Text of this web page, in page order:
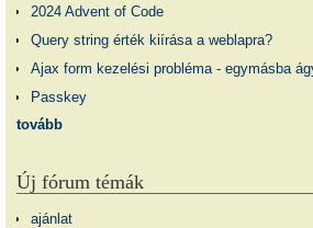
2024 Advent of Code
Query string érték kiírása a weblapra?
Ajax form kezelési probléma - egymásba
Passkey
tovább
Új fórum témák
ajánlat